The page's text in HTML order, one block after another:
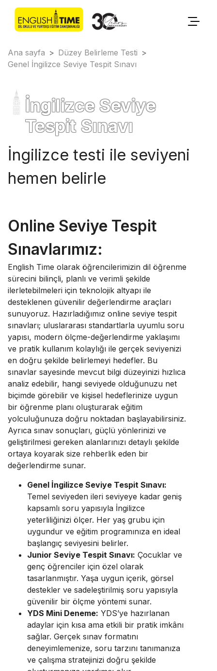
Ana sayfa > Düzey Belirleme Testi >
Genel İngilizce Seviye Tespit Sınavı
İngilizce Seviye
Tespit Sınavı
İngilizce testi ile seviyeni
hemen belirle
Online Seviye Tespit
Sınavlarımız:
English Time olarak öğrencilerimizin dil öğrenme
sürecini bilinçli, planlı ve verimli şekilde
ilerletebilmeleri için teknolojik altyapı ile
desteklenen güvenilir değerlendirme araçları
sunuyoruz. Hazırladığımız online seviye tespit
sınavları; uluslararası standartlarla uyumlu soru
yapısı, modern ölçme-değerlendirme yaklaşımı
ve pratik kullanım kolaylığı ile gerçek seviyenizi
en doğru şekilde belirlemeyi hedefler. Bu
sınavlar sayesinde mevcut bilgi düzeyinizi hızlıca
analiz edebilir, hangi seviyede olduğunuzu net
biçimde görebilir ve kişisel hedeflerinize uygun
bir öğrenme planı oluşturarak eğitim
yolculuğunuza doğru noktadan başlayabilirsiniz.
Ayrıca sınav sonuçları, güçlü yönlerinizi ve
geliştirilmesi gereken alanlarınızı detaylı şekilde
ortaya koyarak size rehberlik eden bir
değerlendirme sunar.
Genel İngilizce Seviye Tespit Sınavı:
Temel seviyeden ileri seviyeye kadar geniş
kapsamlı soru yapısıyla İngilizce
yeterliliğinizi ölçer. Her yaş grubu için
uygundur ve eğitim programınıza en ideal
başlangıç seviyesini belirler.
Junior Seviye Tespit Sınavı: Çocuklar ve
genç öğrenciler için özel olarak
tasarlanmıştır. Yaşa uygun içerik, görsel
destekler ve sadeleştirilmiş soru yapısıyla
güvenilir bir ölçme yöntemi sunar.
YDS Mini Deneme: YDS’ye hazırlanan
adaylar için kısa ama etkili bir pratik imkânı
sağlar. Gerçek sınav formatını
deneyimlemenize, soru tarzını tanımanıza
ve çalışma stratejinizi doğru şekilde